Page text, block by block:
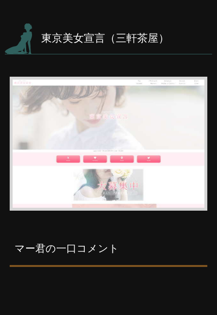
東京美女宣言（三軒茶屋）
マー君の一口コメント